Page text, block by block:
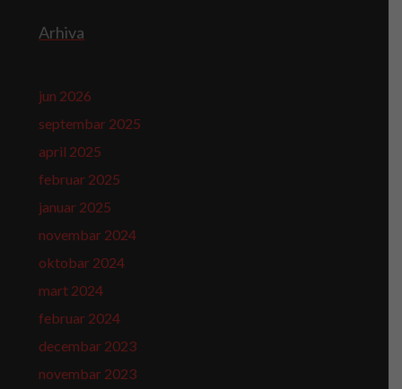
Arhiva
jun 2026
septembar 2025
april 2025
februar 2025
januar 2025
novembar 2024
oktobar 2024
mart 2024
februar 2024
decembar 2023
novembar 2023